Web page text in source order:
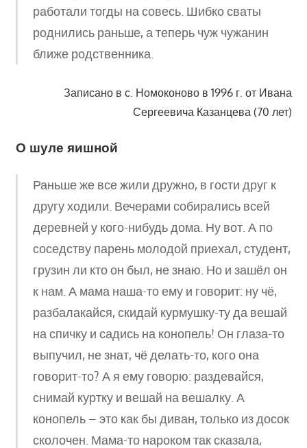
работали тогды на совесь. Шибко сваты
роднились раньше, а теперь чуж чужанин
ближе родственника.
Записано в с. Номоконово в 1996 г. от Ивана
Сергеевича Казанцева (70 лет)
О шуле яишной
Раньше же все жили дружно, в гости друг к
другу ходили. Вечерами собирались всей
деревней у кого-нибудь дома. Ну вот. А по
соседству парень молодой приехал, студент,
грузин ли кто он был, не знаю. Но и зашёл он
к нам. А мама наша-то ему и говорит: ну чё,
разбалакайся, скидай курмушку-ту да вешай
на спичку и садись на конопель! Он глаза-то
выпучил, не знат, чё делать-то, кого она
говорит-то? А я ему говорю: раздевайся,
снимай куртку и вешай на вешалку. А
конопель – это как бы диван, только из досок
сколочен. Мама-то нароком так сказала,